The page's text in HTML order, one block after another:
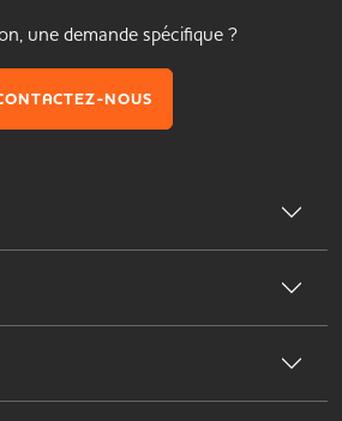
une demande spécifique ?
NOUS